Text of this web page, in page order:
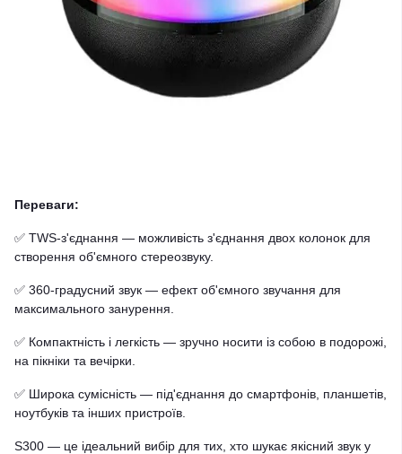
Переваги:
✅ TWS-з'єднання — можливість з'єднання двох колонок для
створення об'ємного стереозвуку.
✅ 360-градусний звук — ефект об'ємного звучання для
максимального занурення.
✅ Компактність і легкість — зручно носити із собою в подорожі,
на пікніки та вечірки.
✅ Широка сумісність — під'єднання до смартфонів, планшетів,
ноутбуків та інших пристроїв.
S300 — це ідеальний вибір для тих, хто шукає якісний звук у